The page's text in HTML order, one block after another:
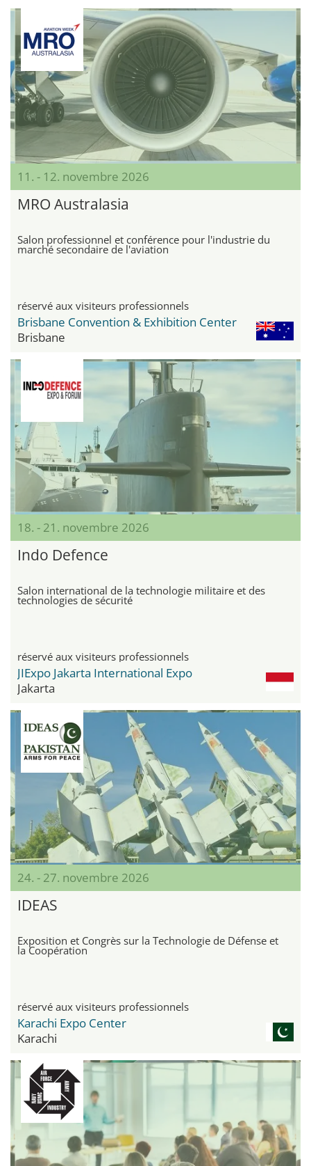
11. - 12. novembre 2026
MRO Australasia
Salon professionnel et conférence pour l'industrie du
marché secondaire de l'aviation
réservé aux visiteurs professionnels
Brisbane Convention & Exhibition Center
Brisbane
18. - 21. novembre 2026
Indo Defence
Salon international de la technologie militaire et des
technologies de sécurité
réservé aux visiteurs professionnels
JIExpo Jakarta International Expo
Jakarta
24. - 27. novembre 2026
IDEAS
Exposition et Congrès sur la Technologie de Défense et
la Coopération
réservé aux visiteurs professionnels
Karachi Expo Center
Karachi